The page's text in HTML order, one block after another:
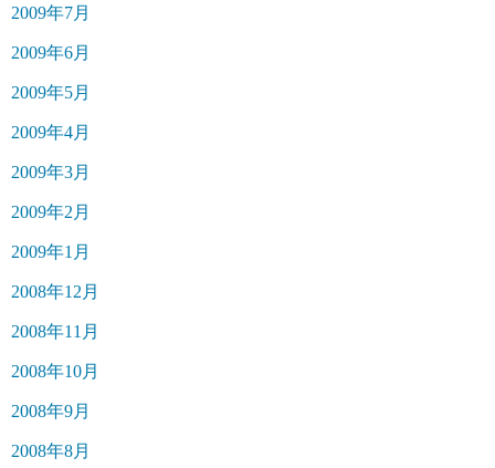
2009年7月
2009年6月
2009年5月
2009年4月
2009年3月
2009年2月
2009年1月
2008年12月
2008年11月
2008年10月
2008年9月
2008年8月